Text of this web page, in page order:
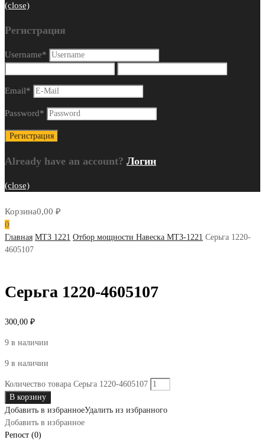
(close)
Регистрация
Username*
Email*
Password*
Already have an account? Логин
(close)
Корзина0,00 ₽
0
Главная МТЗ 1221 Отбор мощности Навеска МТЗ-1221 Серьга 1220-
4605107
Серьга 1220-4605107
300,00 ₽
9 в наличии
9 в наличии
Количество товара Серьга 1220-4605107
В корзину
Добавить в избранноеУдалить из избранного
Добавить в избранное
Репост (0)